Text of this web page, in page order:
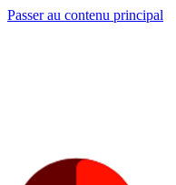
Passer au contenu principal